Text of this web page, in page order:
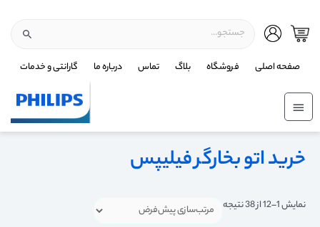
صفحه اصلی فروشگاه بلاگ تماس درباره ما گارانتی و خدمات
خرید اتو بخارگر فیلیپس
نمایش 1–12 از 38 نتیجه